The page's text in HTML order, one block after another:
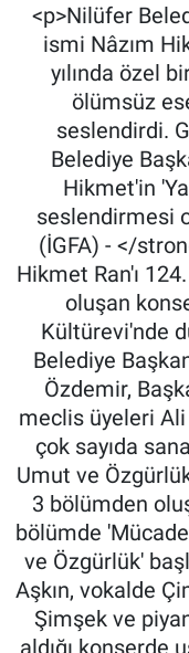
<p>Nilüfer
ismi Nâzım
yılında özel
ölümsüz
seslendirdi.
Belediye
Hikmet'in
seslendirmesi
(İGFA) - </
Hikmet Ran'ı
oluşan
Kültürevi'nde
Belediye
Özdemir,
meclis üyeleri
çok sayıda
Umut ve
3 bölümden
bölümde
ve Özgürlük'
Aşkın, vokalde
Şimşek ve
aldığı konserde
SAĞLIK
ASTROLOJİ
BLOG
Son Dakika
Haber Arşivi